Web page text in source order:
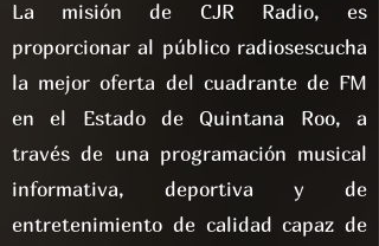
La misión de CJR Radio, es
proporcionar al público radiosescucha
la mejor oferta del cuadrante de FM
en el Estado de Quintana Roo, a
través de una programación musical
informativa, deportiva y de
entretenimiento de calidad capaz de